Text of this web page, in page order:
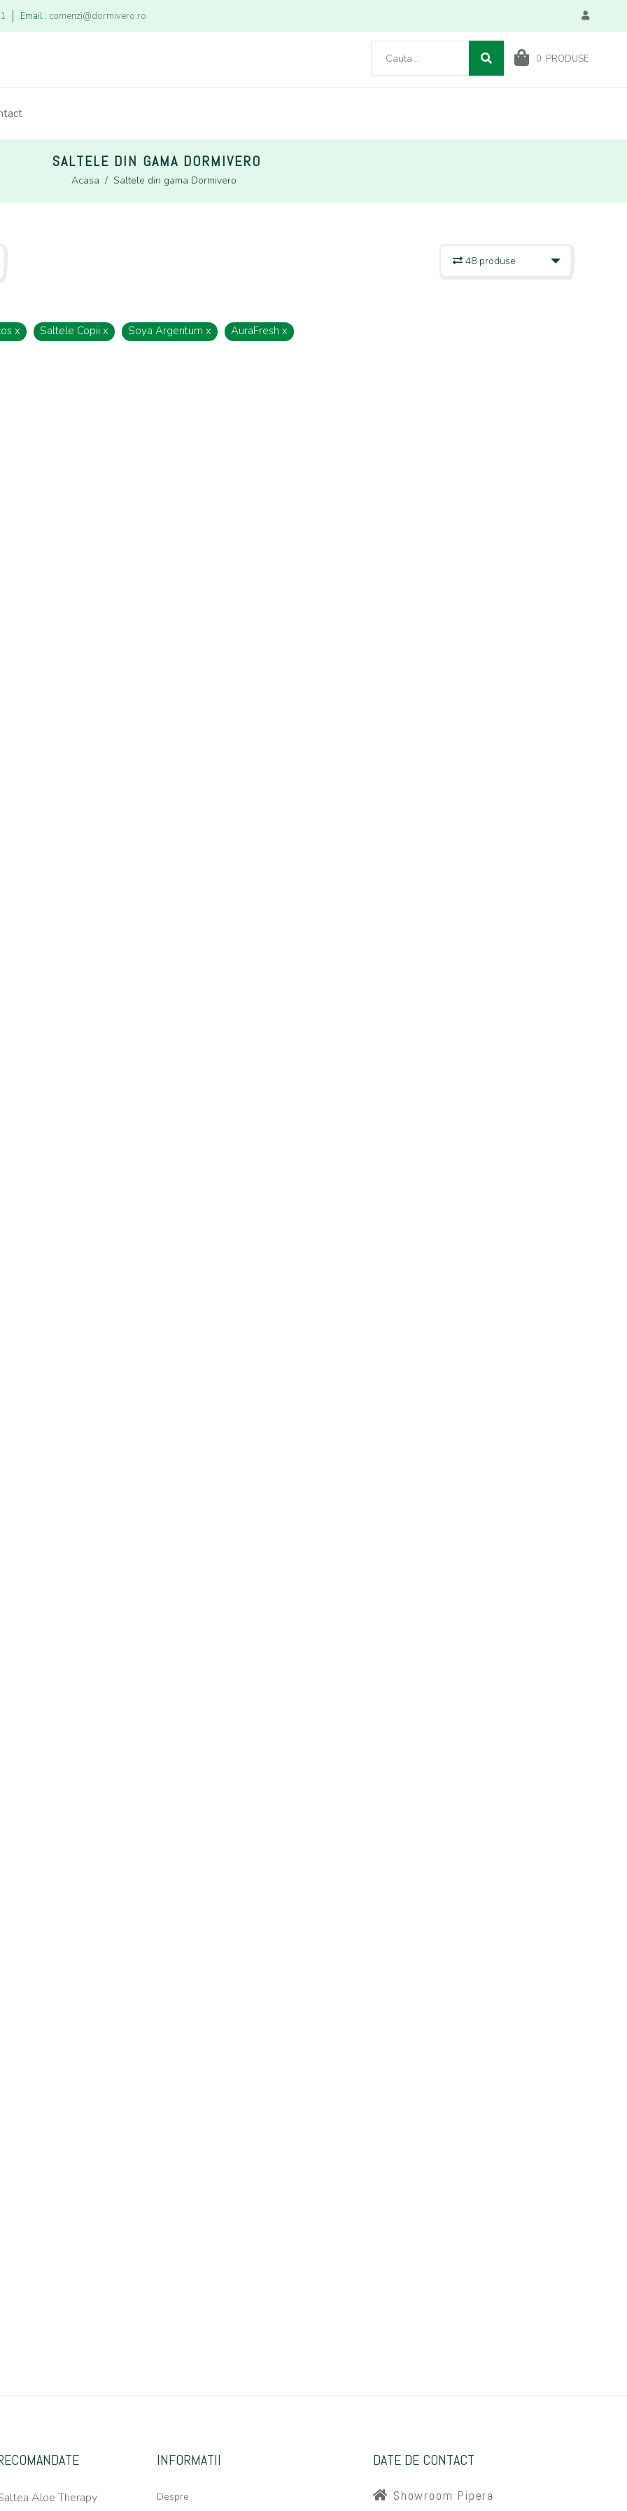
Email : comenzi@dormivero.ro
0 PRODUSE
SALTELE DIN GAMA DORMIVERO
Acasa / Saltele din gama Dormivero
48 produse
x Saltele Copii x Soya Argentum x AuraFresh x
Aloe Therapy
INFORMATII
Despre
DATE DE CONTACT
Showroom Pipera